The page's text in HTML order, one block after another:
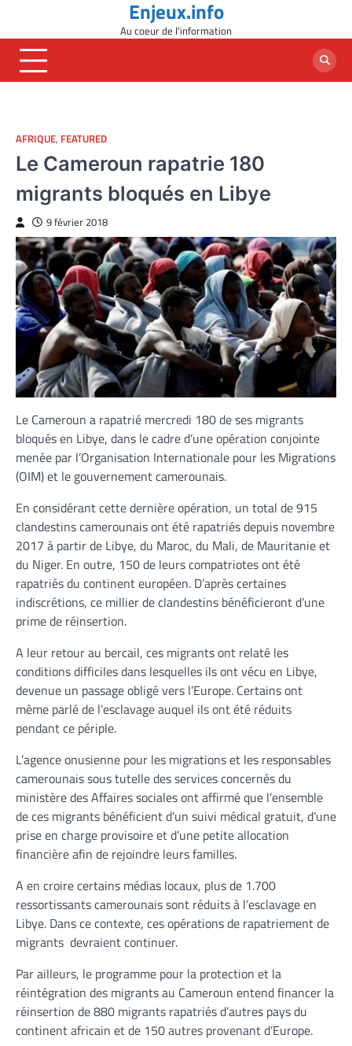
content
Enjeux.info
Au coeur de l'information
AFRIQUE, FEATURED
Le Cameroun rapatrie 180
migrants bloqués en Libye
9 février 2018
Le Cameroun a rapatrié mercredi 180 de ses migrants
bloqués en Libye, dans le cadre d’une opération conjointe
menée par l’Organisation Internationale pour les Migrations
(OIM) et le gouvernement camerounais.
En considérant cette dernière opération, un total de 915
clandestins camerounais ont été rapatriés depuis novembre
2017 à partir de Libye, du Maroc, du Mali, de Mauritanie et
du Niger. En outre, 150 de leurs compatriotes ont été
rapatriés du continent européen. D’après certaines
indiscrétions, ce millier de clandestins bénéficieront d’une
prime de réinsertion.
A leur retour au bercail, ces migrants ont relaté les
conditions difficiles dans lesquelles ils ont vécu en Libye,
devenue un passage obligé vers l’Europe. Certains ont
même parlé de l’esclavage auquel ils ont été réduits
pendant ce périple.
L’agence onusienne pour les migrations et les responsables
camerounais sous tutelle des services concernés du
ministère des Affaires sociales ont affirmé que l’ensemble
de ces migrants bénéficient d’un suivi médical gratuit, d’une
prise en charge provisoire et d’une petite allocation
financière afin de rejoindre leurs familles.
A en croire certains médias locaux, plus de 1.700
ressortissants camerounais sont réduits à l’esclavage en
Libye. Dans ce contexte, ces opérations de rapatriement de
migrants devraient continuer.
Par ailleurs, le programme pour la protection et la
réintégration des migrants au Cameroun entend financer la
réinsertion de 880 migrants rapatriés d’autres pays du
continent africain et de 150 autres provenant d’Europe.